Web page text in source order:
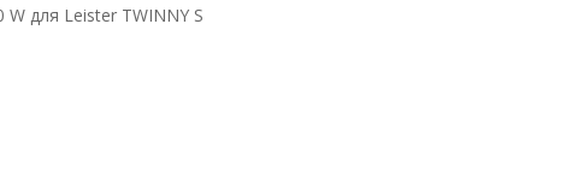
W для Leister TWINNY S